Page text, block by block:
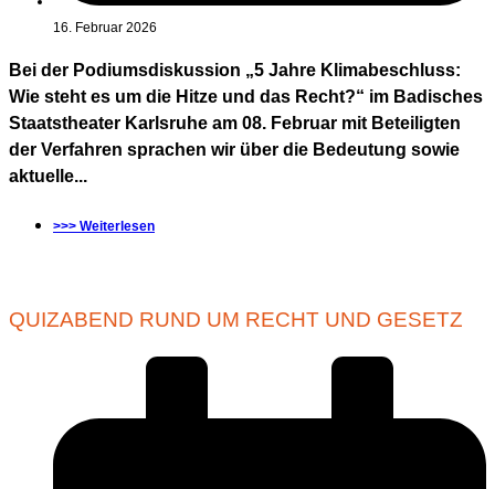
16. Februar 2026
Bei der Podiumsdiskussion „5 Jahre Klimabeschluss:
Wie steht es um die Hitze und das Recht?“ im Badisches
Staatstheater Karlsruhe am 08. Februar mit Beteiligten
der Verfahren sprachen wir über die Bedeutung sowie
aktuelle...
>>> Weiterlesen
QUIZABEND RUND UM RECHT UND GESETZ